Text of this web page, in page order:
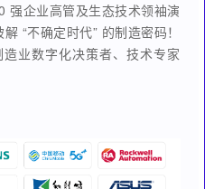
强企业高管及生态技术领袖演
“不确定时代” 的制造密码！
业数字化决策者、技术专家